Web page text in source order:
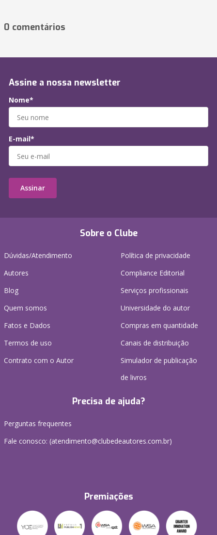
0 comentários
Sobre o Clube
Dúvidas/Atendimento
Autores
Blog
Quem somos
Fatos e Dados
Termos de uso
Contrato com o Autor
Política de privacidade
Compliance Editorial
Serviços profissionais
Universidade do autor
Compras em quantidade
Canais de distribuição
Simulador de publicação
de livros
Precisa de ajuda?
Perguntas frequentes
Fale conosco: (atendimento@clubedeautores.com.br)
Premiações
Assine a nossa newsletter
Nome*
E-mail*
Assinar